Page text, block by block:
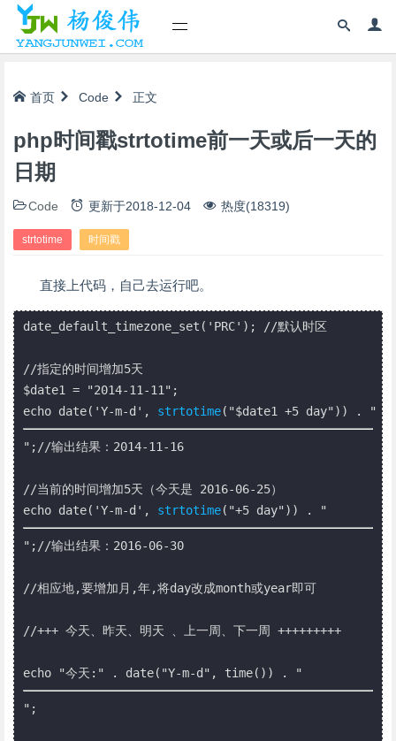
首页 Code 正文
php时间戳strtotime前一天或后一天的
日期
Code 更新于2018-12-04 热度(18319)
strtotime 时间戳
直接上代码，自己去运行吧。
date_default_timezone_set('PRC'); //默认时区
//指定的时间增加5天
$date1 = "2014-11-11";
echo date('Y-m-d', strtotime("$date1 +5 day")) . "
";//输出结果：2014-11-16
//当前的时间增加5天（今天是 2016-06-25）
echo date('Y-m-d', strtotime("+5 day")) . "
";//输出结果：2016-06-30
//相应地,要增加月,年,将day改成month或year即可
//+++ 今天、昨天、明天 、上一周、下一周 +++++++++
echo "今天:" . date("Y-m-d", time()) . "
";